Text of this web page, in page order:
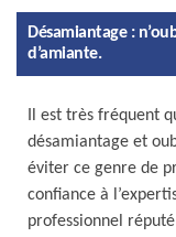
Désamiantage :
d’amiante.
Il est très fréquent
désamiantage et
éviter ce genre de
confiance à
professionnel